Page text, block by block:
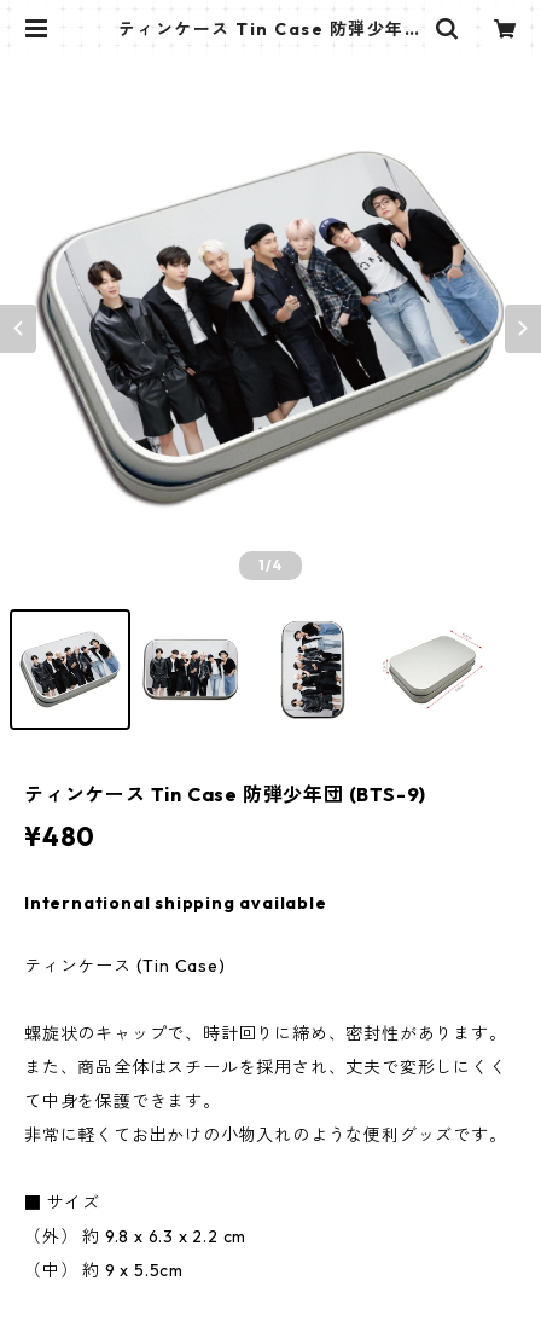
ティンケース Tin Case 防弾少年団
1/4
ティンケース Tin Case 防弾少年団 (BTS-9)
¥480
International shipping available
ティンケース (Tin Case)
螺旋状のキャップで、時計回りに締め、密封性があります。
また、商品全体はスチールを採用され、丈夫で変形しにくく
て中身を保護できます。
非常に軽くてお出かけの小物入れのような便利グッズです。
■ サイズ
（外） 約 9.8 x 6.3 x 2.2 cm
（中） 約 9 x 5.5cm